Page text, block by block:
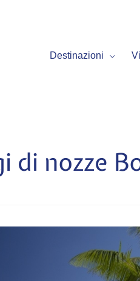
Destinazioni
di nozze